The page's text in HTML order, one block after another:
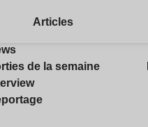
Articles
de la semaine